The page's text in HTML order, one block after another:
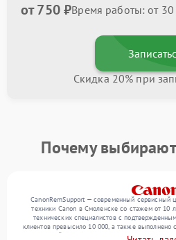
от 750 ₽Время работы: от
Скидка 20% при
Почему выбирают
CanonRemSupport — современный сервисный
техники Canon в Смоленске со стажем от 10
технических специалистов с
клиентов превысило 10 000, а также
в сервисный центр поступает свыше 300